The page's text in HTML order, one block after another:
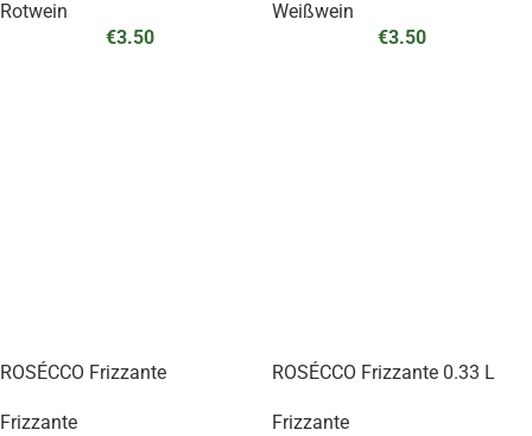
Rotwein
€3.50
Weißwein
€3.50
ROSÉCCO Frizzante
Frizzante
ROSÉCCO Frizzante 0.33 L
Frizzante